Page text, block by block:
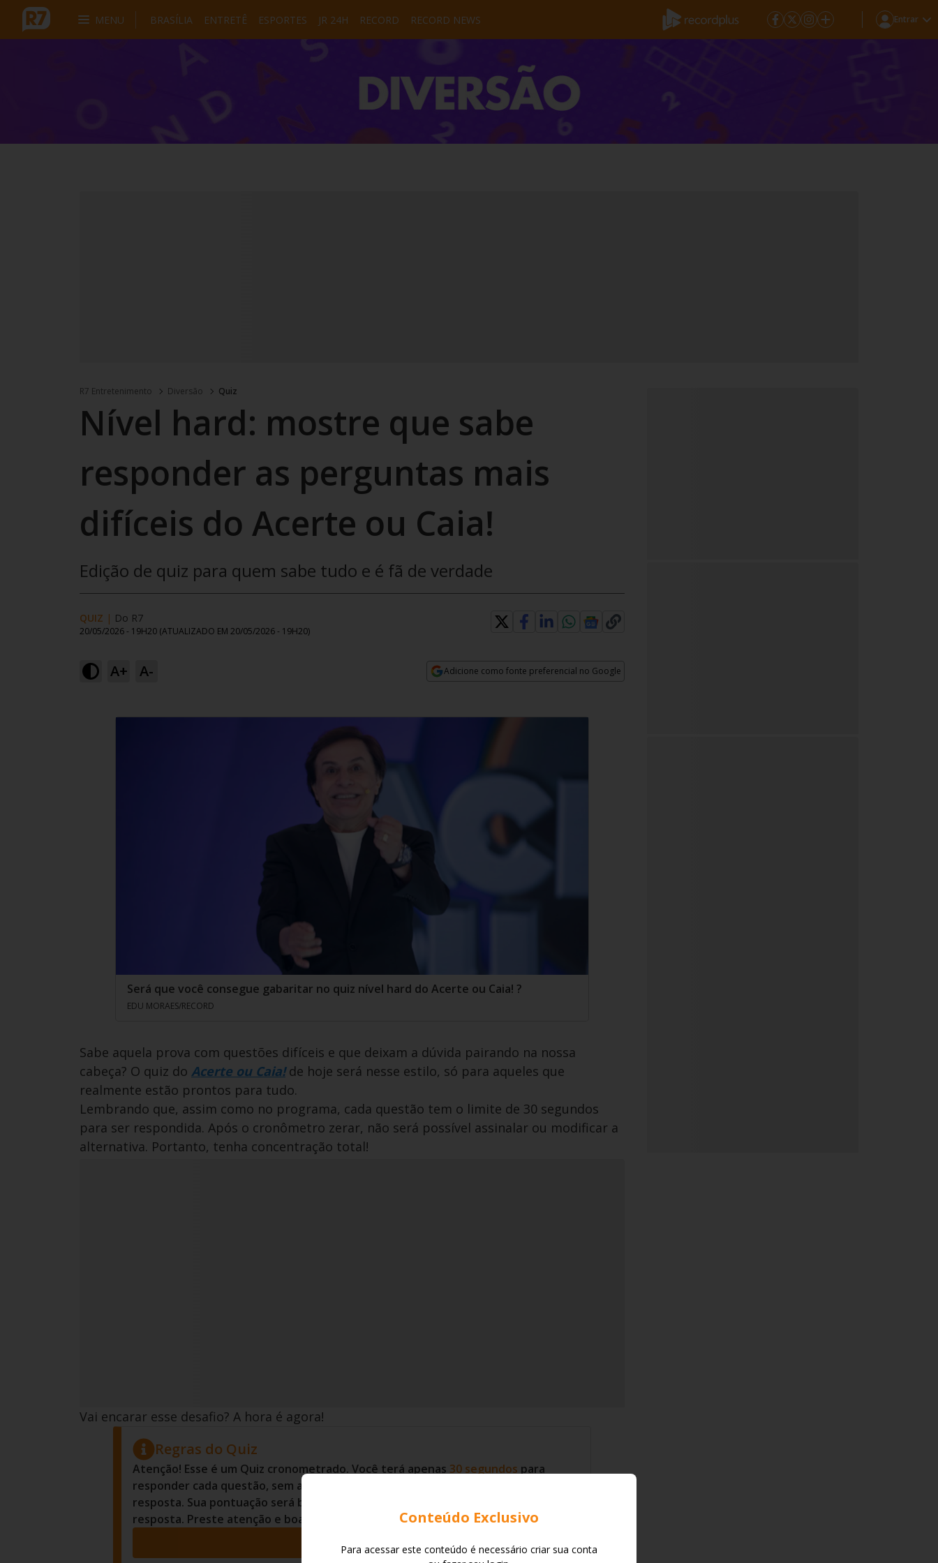
MENU BRASÍLIA ENTRETÊ ESPORTES JR 24H RECORD RECORD NEWS Entrar
R7 Entretenimento Diversão Quiz
Nível hard: mostre que sabe
responder as perguntas mais
difíceis do Acerte ou Caia!
Edição de quiz para quem sabe tudo e é fã de verdade
QUIZ | Do R7
20/05/2026 - 19H20 (ATUALIZADO EM 20/05/2026 - 19H20)
A+ A- Adicione como fonte preferencial no Google
Será que você consegue gabaritar no quiz nível hard do Acerte ou Caia! ?
EDU MORAES/RECORD
Sabe aquela prova com questões difíceis e que deixam a dúvida pairando na nossa
cabeça? O quiz do Acerte ou Caia!de hoje será nesse estilo, só para aqueles que
realmente estão prontos para tudo.
Lembrando que, assim como no programa, cada questão tem o limite de 30 segundos
para ser respondida. Após o cronômetro zerar, não será possível assinalar ou modificar a
alternativa. Portanto, tenha concentração total!
Vai encarar esse desafio? A hora é agora!
Regras do Quiz
Atenção! Esse é um Quiz cronometrado. Você terá apenas 30 segundos para
responder cada questão, sem a possibilidade de retornar para alterar sua
resposta. Sua pontuação será baseada no total de acertos e no tempo de
resposta. Preste atenção e boa sorte!
Iniciar Quiz
Conteúdo Exclusivo
Para acessar este conteúdo é necessário criar sua conta